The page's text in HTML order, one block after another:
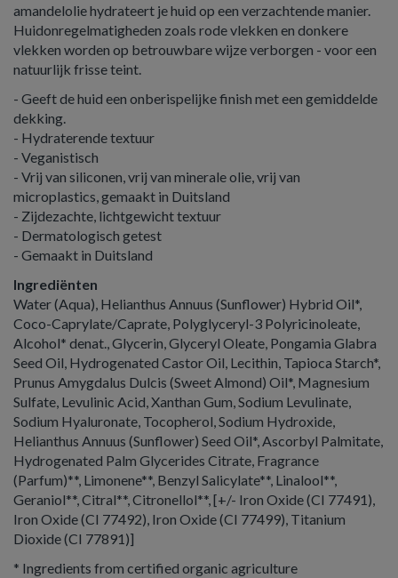
amandelolie hydrateert je huid op een verzachtende manier.
Huidonregelmatigheden zoals rode vlekken en donkere
vlekken worden op betrouwbare wijze verborgen - voor een
natuurlijk frisse teint.
- Geeft de huid een onberispelijke finish met een gemiddelde
dekking.
- Hydraterende textuur
- Veganistisch
- Vrij van siliconen, vrij van minerale olie, vrij van
microplastics, gemaakt in Duitsland
- Zijdezachte, lichtgewicht textuur
- Dermatologisch getest
- Gemaakt in Duitsland
Ingrediënten
Water (Aqua), Helianthus Annuus (Sunflower) Hybrid Oil*,
Coco-Caprylate/Caprate, Polyglyceryl-3 Polyricinoleate,
Alcohol* denat., Glycerin, Glyceryl Oleate, Pongamia Glabra
Seed Oil, Hydrogenated Castor Oil, Lecithin, Tapioca Starch*,
Prunus Amygdalus Dulcis (Sweet Almond) Oil*, Magnesium
Sulfate, Levulinic Acid, Xanthan Gum, Sodium Levulinate,
Sodium Hyaluronate, Tocopherol, Sodium Hydroxide,
Helianthus Annuus (Sunflower) Seed Oil*, Ascorbyl Palmitate,
Hydrogenated Palm Glycerides Citrate, Fragrance
(Parfum)**, Limonene**, Benzyl Salicylate**, Linalool**,
Geraniol**, Citral**, Citronellol**, [+/- Iron Oxide (CI 77491),
Iron Oxide (CI 77492), Iron Oxide (CI 77499), Titanium
Dioxide (CI 77891)]
* Ingredients from certified organic agriculture